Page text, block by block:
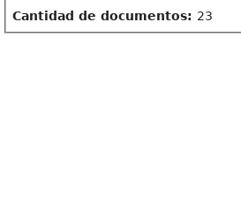
Cantidad de documentos: 23